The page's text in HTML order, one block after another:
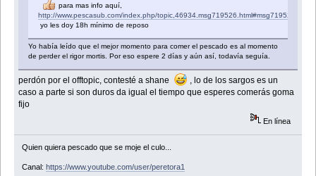
para mas info aquí,
http://www.pescasub.com/index.php/topic,46934.msg719526.html#msg719526
yo les doy 18h mínimo de reposo
Yo había leído que el mejor momento para comer el pescado es al momento
de perder el rigor mortis. Por eso espere 2 días y aún así, todavía seguía.
perdón por el offtopic, contesté a shane
, lo de los sargos es un
caso a parte si son duros da igual el tiempo que esperes comerás goma
fijo
En línea
Quien quiera pescado que se moje el culo...
Canal: https://www.youtube.com/user/peretora1